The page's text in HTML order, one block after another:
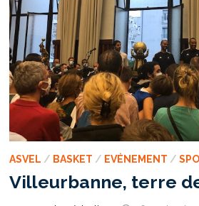
ASVEL / BASKET / EVÉNEMENT /
Villeurbanne, terre